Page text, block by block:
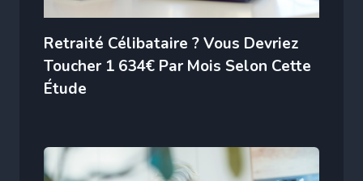
Retraité Célibataire ? Vous Devriez
Toucher 1 634€ Par Mois Selon Cette
Étude